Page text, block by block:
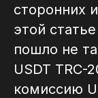
сторонних
этой
пошло не
USDT TRC-
комиссию